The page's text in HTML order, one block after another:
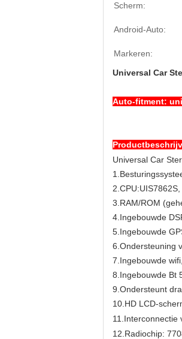
Scherm:
Android-Auto:
Markeren:
Universal Car
Auto-fitment:
Universal Car
1.
2.
3. RAM/ROM
4. Ingebouwde
5. Ingebouwde
6. Ondersteuning
7. Ingebouwde
8. Ingebouwde Bt
9. Ondersteunt
10. HD LCD-
11. Interconnectie
12. Radiochip: